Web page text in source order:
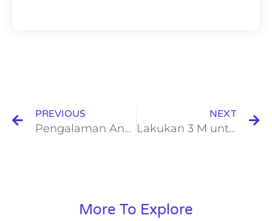
PREVIOUS
Pengalaman Anak Ikut Kejurprov Judo Piala Unesa 2023
NEXT
Lakukan 3 M untuk Atasi Masalah Sampah Plastik di Sekolah
More To Explore